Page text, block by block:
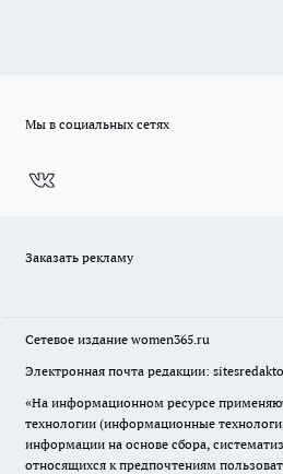
Мы в социальных сетях
Заказать рекламу
Сетевое издание women365.ru
Электронная почта редакции:
«На информационном ресурсе
технологии (информационные
информации на основе сбора,
относящихся к предпочтениям